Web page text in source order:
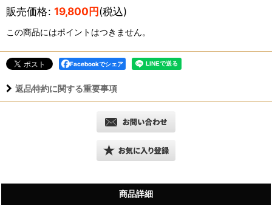
販売価格: 19,800円(税込)
この商品にはポイントはつきません。
Facebookでシェア
返品特約に関する重要事項
商品詳細